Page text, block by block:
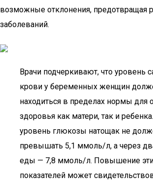
возможные отклонения, предотвращая
заболеваний.
Врачи подчеркивают, что уровень
крови у беременных женщин
находиться в пределах нормы для
здоровья как матери, так и
уровень глюкозы натощак не
превышать 5,1 ммоль/л, а через
еды — 7,8 ммоль/л. Повышение
показателей может